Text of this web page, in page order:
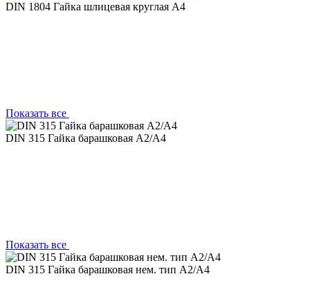
DIN 1804 Гайка шлицевая круглая А4
Показать все
DIN 315 Гайка барашковая А2/A4
Показать все
DIN 315 Гайка барашковая нем. тип А2/A4